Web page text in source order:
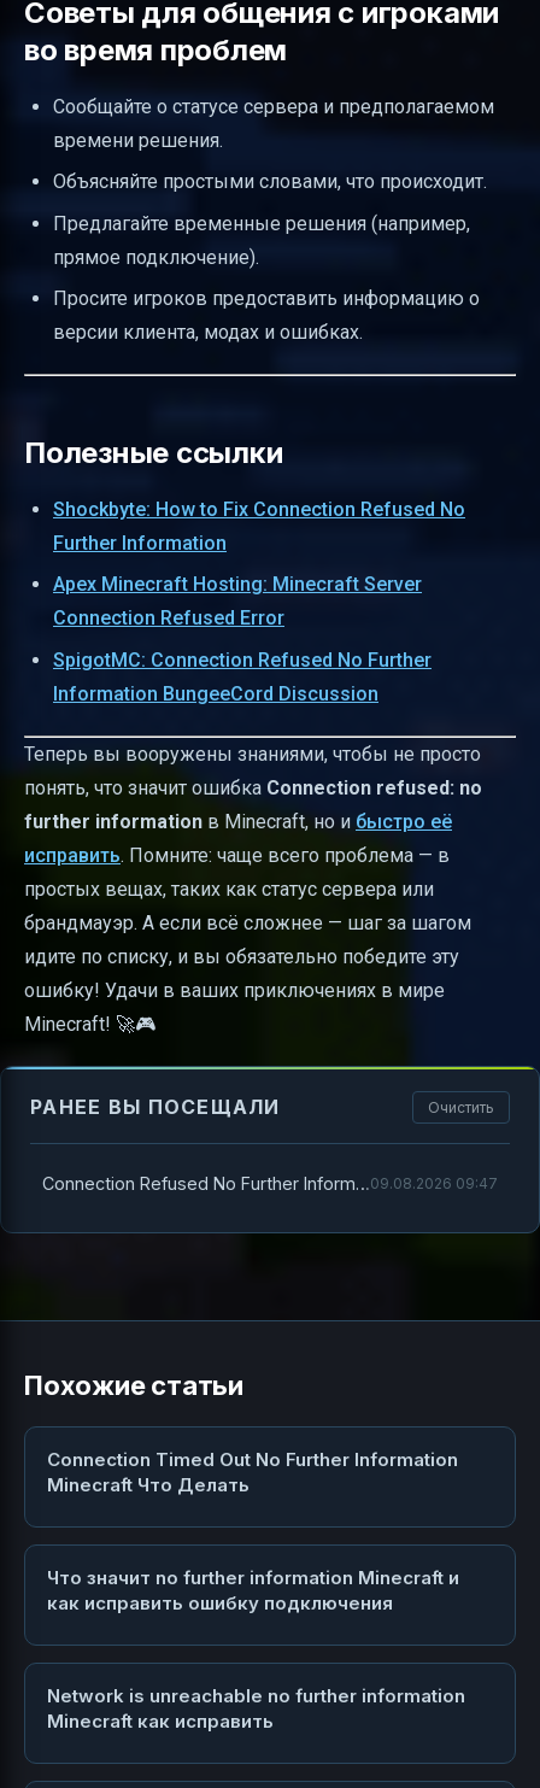
Советы для общения с игроками
во время проблем
Сообщайте о статусе сервера и предполагаемом
времени решения.
Объясняйте простыми словами, что происходит.
Предлагайте временные решения (например,
прямое подключение).
Просите игроков предоставить информацию о
версии клиента, модах и ошибках.
Полезные ссылки
Shockbyte: How to Fix Connection Refused No
Further Information
Apex Minecraft Hosting: Minecraft Server
Connection Refused Error
SpigotMC: Connection Refused No Further
Information BungeeCord Discussion
Теперь вы вооружены знаниями, чтобы не просто
понять, что значит ошибка Connection refused: no
further information в Minecraft, но и быстро её
исправить. Помните: чаще всего проблема — в
простых вещах, таких как статус сервера или
брандмауэр. А если всё сложнее — шаг за шагом
идите по списку, и вы обязательно победите эту
ошибку! Удачи в ваших приключениях в мире
Minecraft! 🚀🎮
РАНЕЕ ВЫ ПОСЕЩАЛИ Очистить
Connection Refused No Further Information Minecraft Что Делать09.08.2026 09:47
Похожие статьи
Connection Timed Out No Further Information
Minecraft Что Делать
Что значит no further information Minecraft и
как исправить ошибку подключения
Network is unreachable no further information
Minecraft как исправить